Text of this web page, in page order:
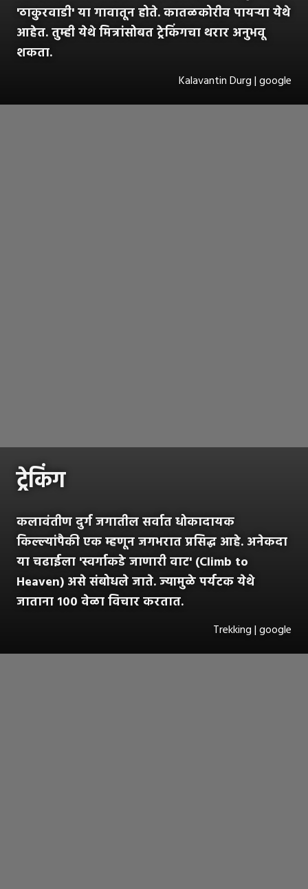
'ठाकुरवाडी' या गावातून होते. कातळकोरीव पायऱ्या येथे
आहेत. तुम्ही येथे मित्रांसोबत ट्रेकिंगचा थरार अनुभवू
शकता.
Kalavantin Durg | google
ट्रेकिंग
कलावंतीण दुर्ग जगातील सर्वात धोकादायक
किल्ल्यांपैकी एक म्हणून जगभरात प्रसिद्ध आहे. अनेकदा
या चढाईला 'स्वर्गाकडे जाणारी वाट' (Climb to
Heaven) असे संबोधले जाते. ज्यामुळे पर्यटक येथे
जाताना १०० वेळा विचार करतात.
Trekking | google